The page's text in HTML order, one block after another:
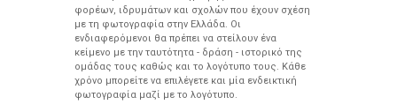
φορέων, ιδρυμάτων και σχολών που έχουν σχέση
με τη φωτογραφία στην Ελλάδα. Οι
ενδιαφερόμενοι θα πρέπει να στείλουν ένα
κείμενο με την ταυτότητα - δράση - ιστορικό της
ομάδας τους καθώς και το λογότυπο τους. Κάθε
χρόνο μπορείτε να επιλέγετε και μία ενδεικτική
φωτογραφία μαζί με το λογότυπο.